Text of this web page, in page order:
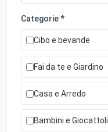
Categorie *
Cibo e bevande
Fai da te e Giardino
Casa e Arredo
Bambini e Giocattoli